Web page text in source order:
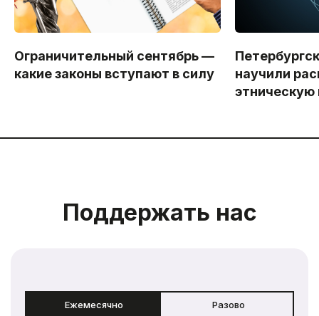
Ограничительный сентябрь —
какие законы вступают в силу
научили
Поддержать нас
Ежемесячно Разово